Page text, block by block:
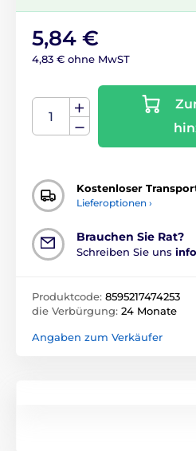
5,84 €
4,83 € ohne MwST
Kostenloser
Lieferoptionen ›
Brauchen Sie Rat?
Schreiben Sie uns
Produktcode: 8595217474253
die Verbürgung: 24 Monate
Angaben zum Verkäufer